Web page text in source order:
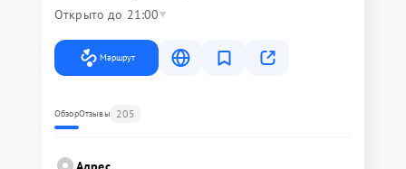
Открыто до 21:00
Маршрут
ОбзорОтзывы 205